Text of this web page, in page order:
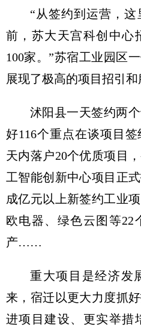
“从签约到运营，这
前，苏大天宫科创中心
100家。”苏宿工业园区
展现了极高的项目招引和
沭阳县一天签约两
好116个重点在谈项目
天内落户20个优质项目
工智能创新中心项目正
成亿元以上新签约工业
欧电器、绿色云图等22
产……
重大项目是经济发
来，宿迁以更大力度抓
进项目建设、更实举措